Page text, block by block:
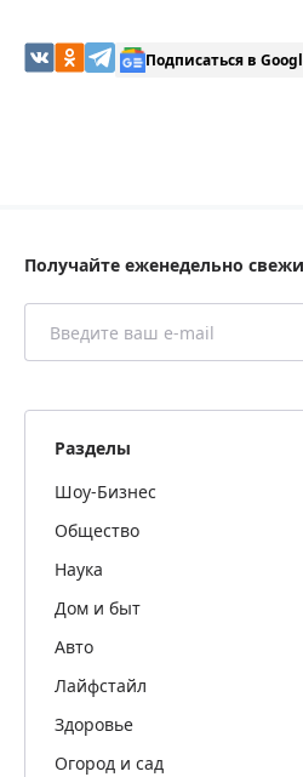
Подписаться в
Получайте еженедельно
Разделы
Шоу-Бизнес
Общество
Наука
Дом и быт
Авто
Лайфстайл
Здоровье
Огород и сад